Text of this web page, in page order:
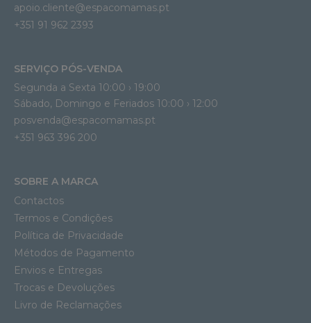
apoio.cliente@espacomamas.pt
+351 91 962 2393
SERVIÇO PÓS-VENDA
Segunda a Sexta 10:00 › 19:00
Sábado, Domingo e Feriados 10:00 › 12:00
posvenda@espacomamas.pt
+351 963 396 200
SOBRE A MARCA
Contactos
Termos e Condições
Política de Privacidade
Métodos de Pagamento
Envios e Entregas
Trocas e Devoluções
Livro de Reclamações